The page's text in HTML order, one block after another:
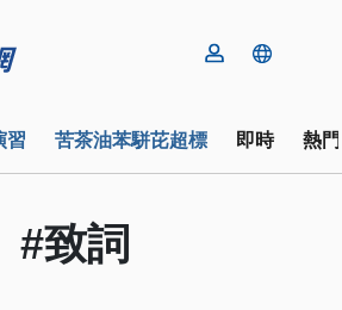
習 苦茶油苯駢芘超標 即時 熱
#致詞